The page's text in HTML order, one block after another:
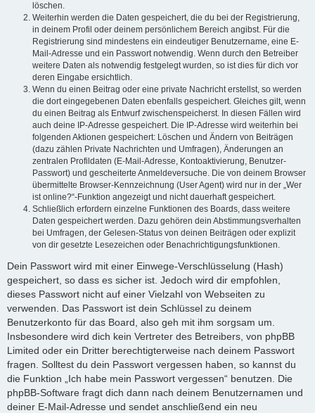
löschen.
Weiterhin werden die Daten gespeichert, die du bei der Registrierung,
in deinem Profil oder deinem persönlichem Bereich angibst. Für die
Registrierung sind mindestens ein eindeutiger Benutzername, eine E-
Mail-Adresse und ein Passwort notwendig. Wenn durch den Betreiber
weitere Daten als notwendig festgelegt wurden, so ist dies für dich vor
deren Eingabe ersichtlich.
Wenn du einen Beitrag oder eine private Nachricht erstellst, so werden
die dort eingegebenen Daten ebenfalls gespeichert. Gleiches gilt, wenn
du einen Beitrag als Entwurf zwischenspeicherst. In diesen Fällen wird
auch deine IP-Adresse gespeichert. Die IP-Adresse wird weiterhin bei
folgenden Aktionen gespeichert: Löschen und Ändern von Beiträgen
(dazu zählen Private Nachrichten und Umfragen), Änderungen an
zentralen Profildaten (E-Mail-Adresse, Kontoaktivierung, Benutzer-
Passwort) und gescheiterte Anmeldeversuche. Die von deinem Browser
übermittelte Browser-Kennzeichnung (User Agent) wird nur in der „Wer
ist online?“-Funktion angezeigt und nicht dauerhaft gespeichert.
Schließlich erfordern einzelne Funktionen des Boards, dass weitere
Daten gespeichert werden. Dazu gehören dein Abstimmungsverhalten
bei Umfragen, der Gelesen-Status von deinen Beiträgen oder explizit
von dir gesetzte Lesezeichen oder Benachrichtigungsfunktionen.
Dein Passwort wird mit einer Einwege-Verschlüsselung (Hash)
gespeichert, so dass es sicher ist. Jedoch wird dir empfohlen,
dieses Passwort nicht auf einer Vielzahl von Webseiten zu
verwenden. Das Passwort ist dein Schlüssel zu deinem
Benutzerkonto für das Board, also geh mit ihm sorgsam um.
Insbesondere wird dich kein Vertreter des Betreibers, von phpBB
Limited oder ein Dritter berechtigterweise nach deinem Passwort
fragen. Solltest du dein Passwort vergessen haben, so kannst du
die Funktion „Ich habe mein Passwort vergessen“ benutzen. Die
phpBB-Software fragt dich dann nach deinem Benutzernamen und
deiner E-Mail-Adresse und sendet anschließend ein neu